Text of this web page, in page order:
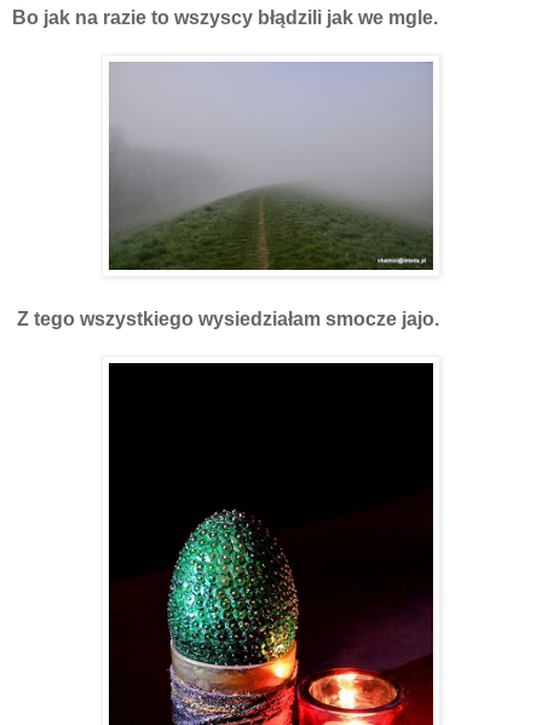
Bo jak na razie to wszyscy błądzili jak we mgle.
Z tego wszystkiego wysiedziałam smocze jajo.